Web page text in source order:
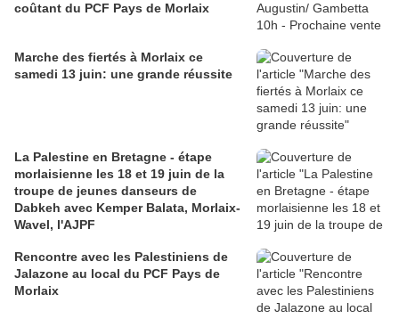
coûtant du PCF Pays de Morlaix
Marche des fiertés à Morlaix ce
samedi 13 juin: une grande réussite
La Palestine en Bretagne - étape
morlaisienne les 18 et 19 juin de la
troupe de jeunes danseurs de
Dabkeh avec Kemper Balata, Morlaix-
Wavel, l'AJPF
Rencontre avec les Palestiniens de
Jalazone au local du PCF Pays de
Morlaix